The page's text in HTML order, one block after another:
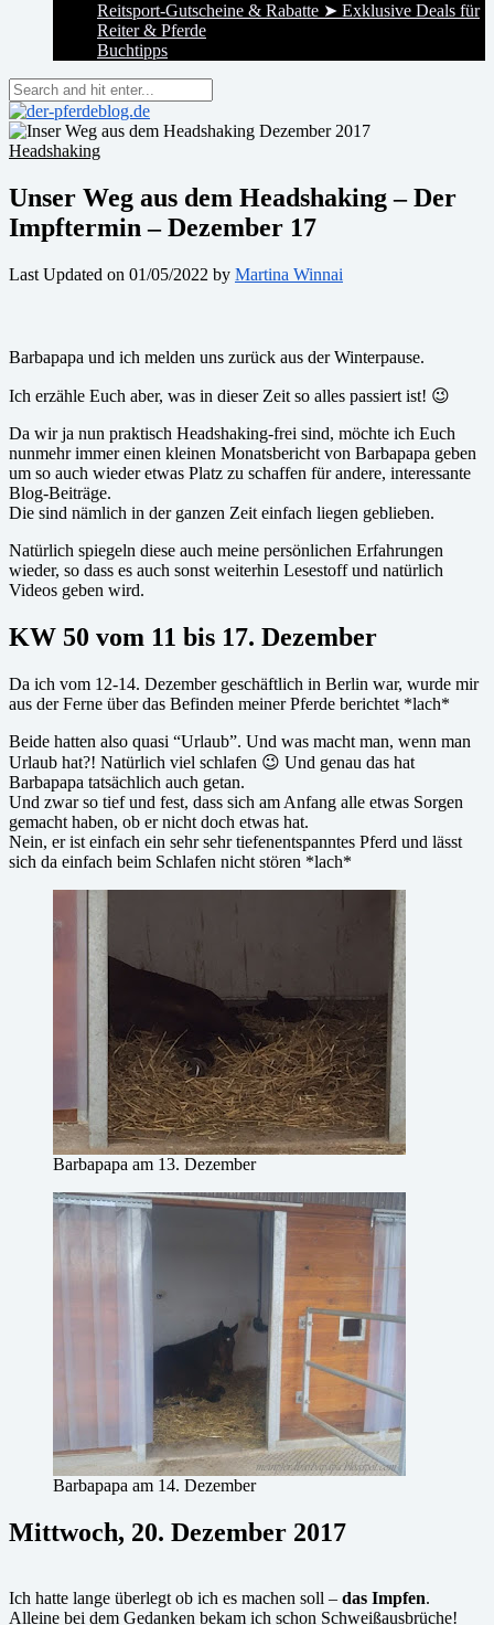
Reitsport-Gutscheine & Rabatte ➤ Exklusive Deals für
Reiter & Pferde
Buchtipps
Headshaking
Unser Weg aus dem Headshaking – Der
Impftermin – Dezember 17
Last Updated on 01/05/2022 by Martina Winnai
Barbapapa und ich melden uns zurück aus der Winterpause.
Ich erzähle Euch aber, was in dieser Zeit so alles passiert ist! 😉
Da wir ja nun praktisch Headshaking-frei sind, möchte ich Euch
nunmehr immer einen kleinen Monatsbericht von Barbapapa geben
um so auch wieder etwas Platz zu schaffen für andere, interessante
Blog-Beiträge.
Die sind nämlich in der ganzen Zeit einfach liegen geblieben.
Natürlich spiegeln diese auch meine persönlichen Erfahrungen
wieder, so dass es auch sonst weiterhin Lesestoff und natürlich
Videos geben wird.
KW 50 vom 11 bis 17. Dezember
Da ich vom 12-14. Dezember geschäftlich in Berlin war, wurde mir
aus der Ferne über das Befinden meiner Pferde berichtet *lach*
Beide hatten also quasi “Urlaub”. Und was macht man, wenn man
Urlaub hat?! Natürlich viel schlafen 😉 Und genau das hat
Barbapapa tatsächlich auch getan.
Und zwar so tief und fest, dass sich am Anfang alle etwas Sorgen
gemacht haben, ob er nicht doch etwas hat.
Nein, er ist einfach ein sehr sehr tiefenentspanntes Pferd und lässt
sich da einfach beim Schlafen nicht stören *lach*
Barbapapa am 13. Dezember
Barbapapa am 14. Dezember
Mittwoch, 20. Dezember 2017
Ich hatte lange überlegt ob ich es machen soll – das Impfen.
Alleine bei dem Gedanken bekam ich schon Schweißausbrüche!